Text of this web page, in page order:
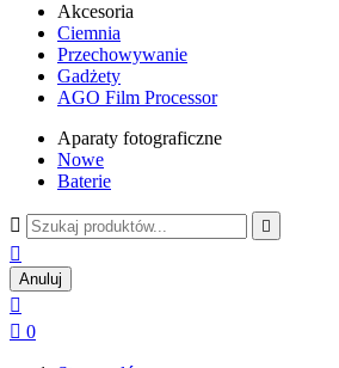
Akcesoria
Ciemnia
Przechowywanie
Gadżety
AGO Film Processor
Aparaty fotograficzne
Nowe
Baterie
 

Anuluj

 0